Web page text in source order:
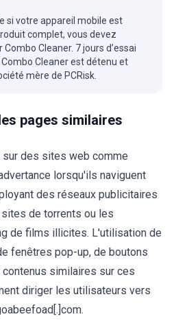
si votre appareil mobile est
complet, vous devez
Cleaner. 7 jours d’essai
Cleaner est détenu et
mère de PCRisk.
pages similaires
des sites web comme
lorsqu'ils naviguent
des réseaux publicitaires
de torrents ou les
de films illicites. L'utilisation de
fenêtres pop-up, de boutons
similaires sur ces
diriger les utilisateurs vers